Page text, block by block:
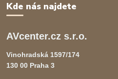
Kde nás najdete
AVcenter.cz s.r.o.
Vinohradská 1597/174
130 00 Praha 3